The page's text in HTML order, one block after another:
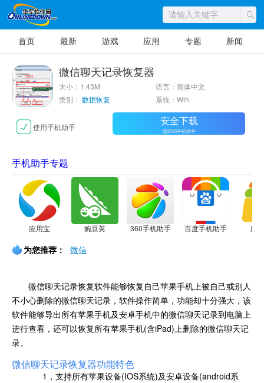
首页 最新 游戏 应用 专题 新闻
微信聊天记录恢复器
大小：1.43M
语言：简体中文
类别： 数据恢复 系统：Win
使用手机助手 安全下载
需2345手机助手
手机助手专题
应用宝 豌豆荚 360手机助手 百度手机助手 应
为您推荐： 微信
微信聊天记录恢复软件能够恢复自己苹果手机上被自己或别人
不小心删除的微信聊天记录，软件操作简单，功能却十分强大，该
软件能够导出所有苹果手机及安卓手机中的微信聊天记录到电脑上
进行查看，还可以恢复所有苹果手机(含iPad)上删除的微信聊天记
录。
微信聊天记录恢复器功能特色
1，支持所有苹果设备(IOS系统)及安卓设备(android系